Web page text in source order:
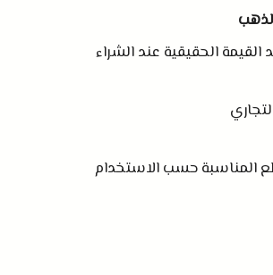
الحقيقية عند الشراء
المناسبة حسب الاستخدام